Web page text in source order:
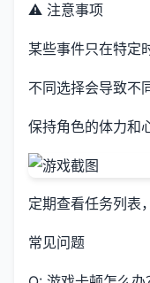
⚠️ 注意事项
某些事件只在特定
不同选择会导致不
保持角色的体力和
定期查看任务列表
常见问题